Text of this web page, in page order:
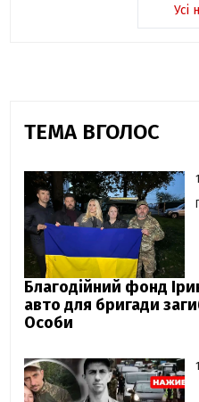
Усі
ТЕМА ВГОЛОС
Благодійний фонд
авто для бригади
Особи